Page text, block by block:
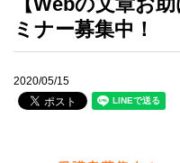
ミナー募集中！
2020/05/15